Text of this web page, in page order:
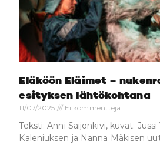
Eläköön Eläimet –
esityksen lähtökohtana
11/07/2025 Ei kommentteja
Teksti: Anni Saijonkivi, kuvat:
Kaleniuksen ja Nanna Mäkisen